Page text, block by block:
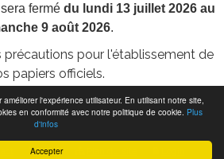
Accepter
l'expérience utilisateur. En utilisant notre site,
en conformité avec notre politique de cookie. Plus
d'infos
fermé du lundi 13 juillet 2026 au
9 août 2026.
précautions pour l'établissement de
papiers officiels.
byFredcreation
RGPD